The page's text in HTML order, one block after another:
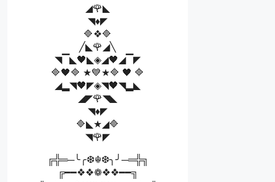
◢🌹◣
◥♦️◤
🔷❖🔷
╱◣🌹◢╲
◥▔◣🖤◣◈◢🖤◢▔◤
🔷🖤🔷 ★💙★🔷 🖤 🔷
◢▂◥🖤◤◈◥🖤◥▂◣
◢◤🌹◥◣
◥♦️◤
🔷◣★◢🔷
◥🌹◤
╔╬═─╰╭❆☬❆╮╯─═╬╗
╔━━❖❖❁❖❖━━╗